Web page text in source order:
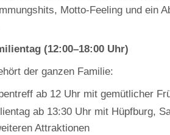
Motto‑Feeling und ein
(12:00–18:00 Uhr)
der ganzen Familie:
ab 12 Uhr mit gemütlicher
ab 13:30 Uhr mit Hüpfburg,
Attraktionen